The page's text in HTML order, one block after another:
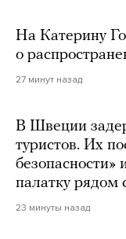
На Катерину
о
27 минут назад
В Швеции
туристов. Их
безопасности»
палатку рядом
23 минуты назад